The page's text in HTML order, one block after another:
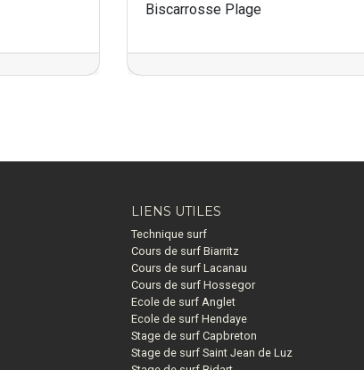
Biscarrosse Plage
LIENS UTILES
Technique surf
Cours de surf Biarritz
Cours de surf Lacanau
Cours de surf Hossegor
Ecole de surf Anglet
Ecole de surf Hendaye
Stage de surf Capbreton
Stage de surf Saint Jean de Luz